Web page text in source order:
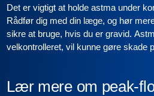
Det er vigtigt at holde astma under
Rådfør dig med din læge, og hør
sikre at bruge, hvis du er gravid.
velkontrolleret, vil kunne gøre skade
Lær mere om peak-